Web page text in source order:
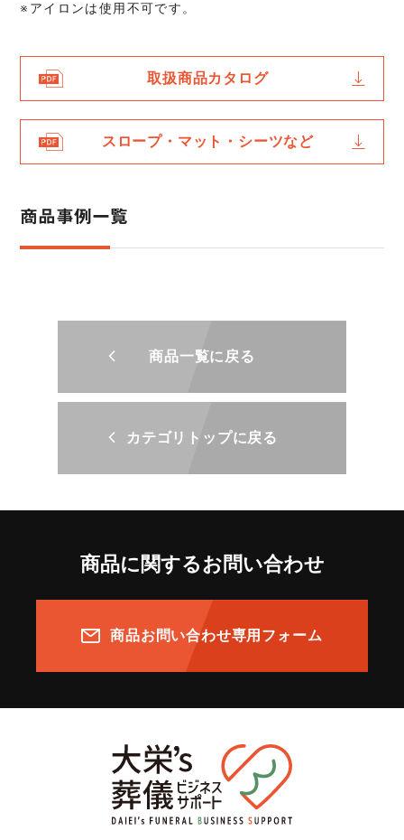
※アイロンは使用不可です。
取扱商品カタログ
スロープ・マット・シーツなど
商品事例一覧
商品一覧に戻る
カテゴリトップに戻る
商品に関するお問い合わせ
商品お問い合わせ専用フォーム